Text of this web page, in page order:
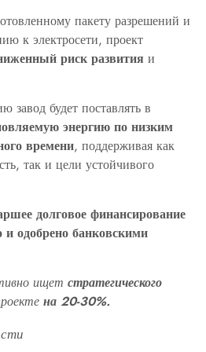
пакету разрешений и
к электросети, проект
риск развития и
завод будет поставлять в
энергию по низким
времени, поддерживая как
так и цели устойчивого
долговое финансирование
одобрено банковскими
ищет стратегического
на 20-30%.